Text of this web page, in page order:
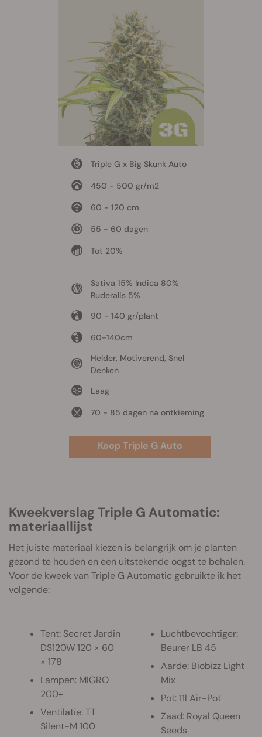
Triple G x Big Skunk Auto
450 - 500 gr/m2
60 - 120 cm
55 - 60 dagen
Tot 20%
Sativa 15% Indica 80%
Ruderalis 5%
90 - 140 gr/plant
60-140cm
Helder, Motiverend, Snel
Denken
Laag
70 - 85 dagen na ontkieming
Koop Triple G Auto
Kweekverslag Triple G Automatic:
materiaallijst
Het juiste materiaal kiezen is belangrijk om je planten
gezond te houden en een uitstekende oogst te behalen.
Voor de kweek van Triple G Automatic gebruikte ik het
volgende:
Tent: Secret Jardin
DS120W 120 × 60
× 178
Lampen: MIGRO
200+
Ventilatie: TT
Silent-M 100
Luchtbevochtiger:
Beurer LB 45
Aarde: Biobizz Light
Mix
Pot: 11l Air-Pot
Zaad: Royal Queen
Seeds